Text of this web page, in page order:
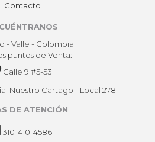
Contacto
- Valle - Colombia
puntos de Venta:
Calle 9 #5-53
Nuestro Cartago - Local 278
DE ATENCIÓN
310-410-4586